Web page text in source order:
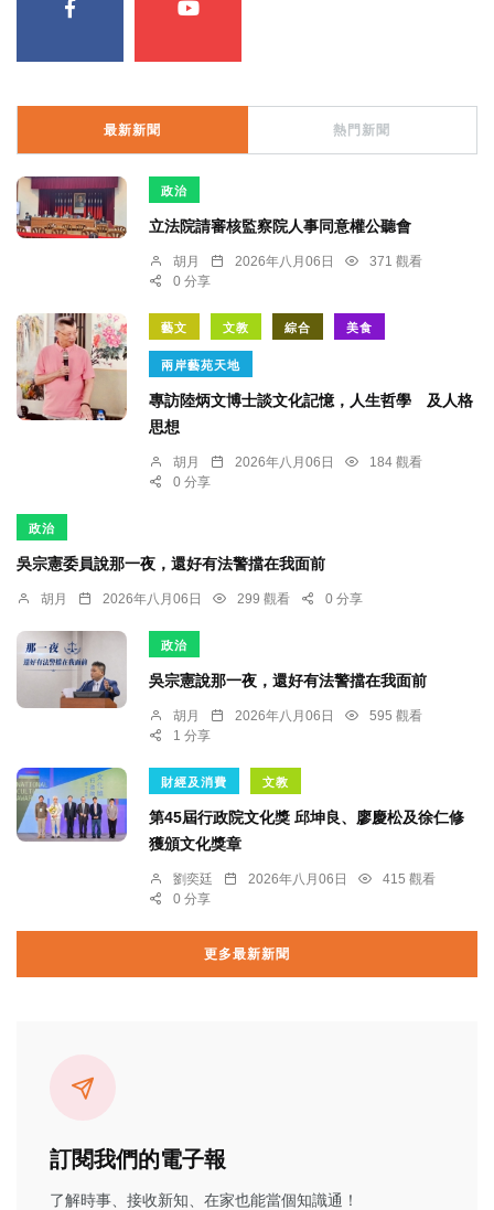
最新新聞 熱門新聞
政治
立法院請審核監察院人事同意權公聽會
胡月 2026年八月06日
371 觀看
0 分享
藝文 文教 綜合 美食
兩岸藝苑天地
專訪陸炳文博士談文化記憶，人生哲學 及人格
思想
胡月 2026年八月06日
184 觀看
0 分享
政治
吳宗憲委員說那一夜，還好有法警擋在我面前
胡月 2026年八月06日 299 觀看 0 分享
政治
吳宗憲說那一夜，還好有法警擋在我面前
胡月 2026年八月06日
595 觀看
1 分享
財經及消費 文教
第45屆行政院文化獎 邱坤良、廖慶松及徐仁修
獲頒文化獎章
劉奕廷 2026年八月06日
415 觀看
0 分享
更多最新新聞
訂閱我們的電子報
了解時事、接收新知、在家也能當個知識通！